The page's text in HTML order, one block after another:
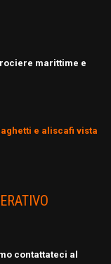
marittime e
e aliscafi vista
contattateci al